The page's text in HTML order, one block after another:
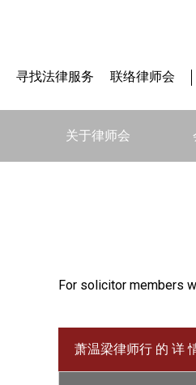
寻找法律服务 联络律师会
关于律师会
For solicitor members
萧温梁律师行 的 详